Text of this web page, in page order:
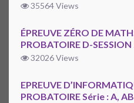
35564 Views
ÉPREUVE ZÉRO DE
PROBATOIRE D-
32026 Views
EPREUVE
PROBATOIRE Série : A,